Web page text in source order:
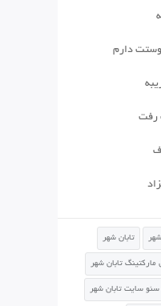
دارم
رفت
تابان شهر
تابان شهر
سئو سایت تابان شهر